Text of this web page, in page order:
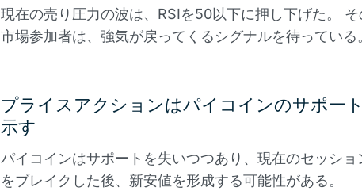
現在の売り圧力の波は、RSIを50以下に押し下げた。
市場参加者は、強気が戻ってくるシグナルを待っている
プライスアクションはパイコインのサポー
示す
パイコインはサポートを失いつつあり、現在のセッシ
をブレイクした後、新安値を形成する可能性がある。